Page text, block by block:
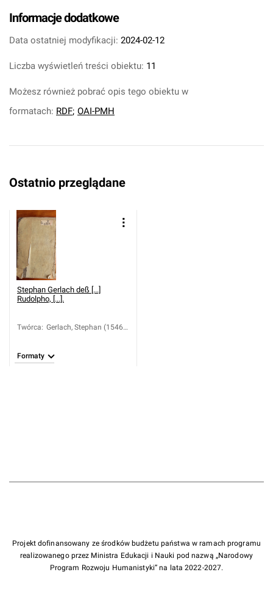
Informacje dodatkowe
Data ostatniej modyfikacji: 2024-02-12
Liczba wyświetleń treści obiektu: 11
Możesz również pobrać opis tego obiektu w
formatach: RDF; OAI-PMH
Ostatnio przeglądane
Stephan Gerlach deß [...]
Rudolpho, [...].
Twórca: Gerlach, Stephan (1546-
Formaty
Projekt dofinansowany ze środków budżetu państwa w ramach programu
realizowanego przez Ministra Edukacji i Nauki pod nazwą „Narodowy
Program Rozwoju Humanistyki” na lata 2022-2027.